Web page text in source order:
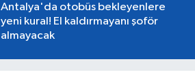
Antalya'da otobüs bekleyenlere
yeni kural! El kaldırmayanı şoför
almayacak